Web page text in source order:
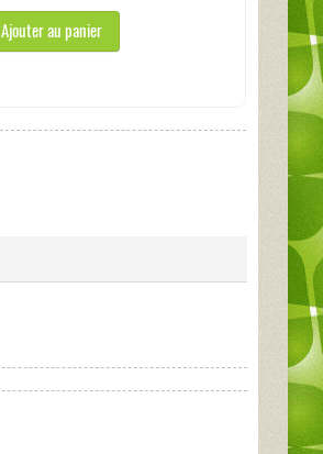
Ajouter au panier